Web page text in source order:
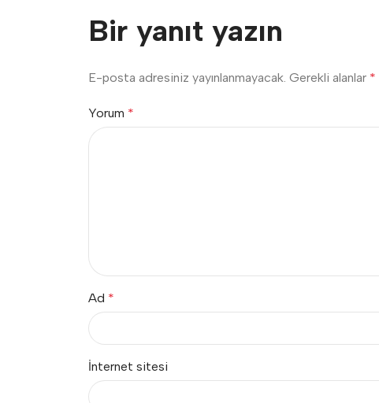
Bir yanıt yazın
E-posta adresiniz yayınlanmayacak. Gerekli alanlar *
Yorum *
Ad *
İnternet sitesi